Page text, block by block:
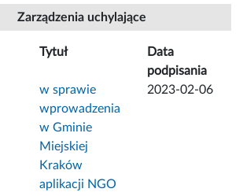
Zarządzenia uchylające
Tytuł
Data
podpisania
w sprawie
wprowadzenia
w Gminie
Miejskiej
Kraków
aplikacji NGO
2023-02-06